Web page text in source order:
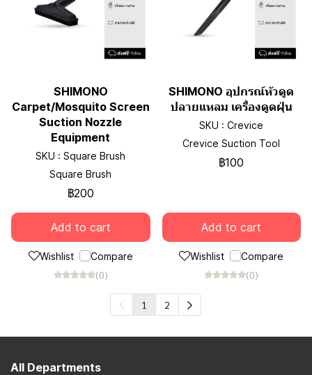
SHIMONO
Carpet/Mosquito Screen
Suction Nozzle
Equipment
SKU : Square Brush
Square Brush
฿200
Add to cart
Wishlist Compare
(0)
SHIMONO อุปกรณ์หัวดูด
ปลายแหลม เครื่องดูดฝุ่น
SKU : Crevice
Crevice Suction Tool
฿100
Add to cart
Wishlist Compare
(0)
1 2
All Departments